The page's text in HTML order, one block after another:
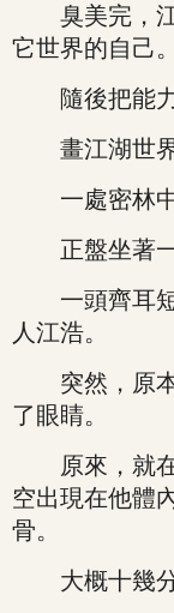
臭美完，江
它世界的自己。
隨後把能力
畫江湖世界
一處密林中
正盤坐著一
一頭齊耳短
人江浩。
突然，原本
了眼睛。
原來，就在
空出現在他體
骨。
大概十幾分